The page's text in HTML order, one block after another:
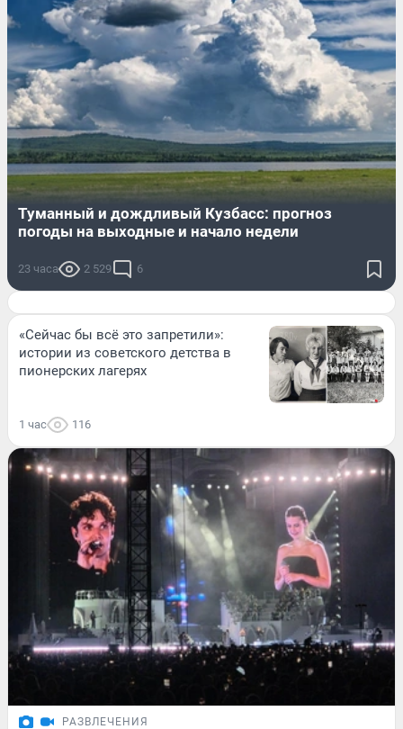
Туманный и дождливый Кузбасс: прогноз
погоды на выходные и начало недели
23 часа 2 529 6
«Сейчас бы всё это запретили»:
истории из советского детства в
пионерских лагерях
1 час 116
РАЗВЛЕЧЕНИЯ